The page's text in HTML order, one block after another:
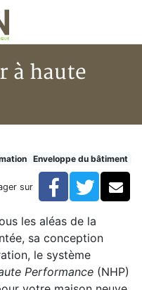
à haute
à haute
Enveloppe du bâtiment
sur Facebook
les aléas de la
sa conception
le système
Performance (NHP)